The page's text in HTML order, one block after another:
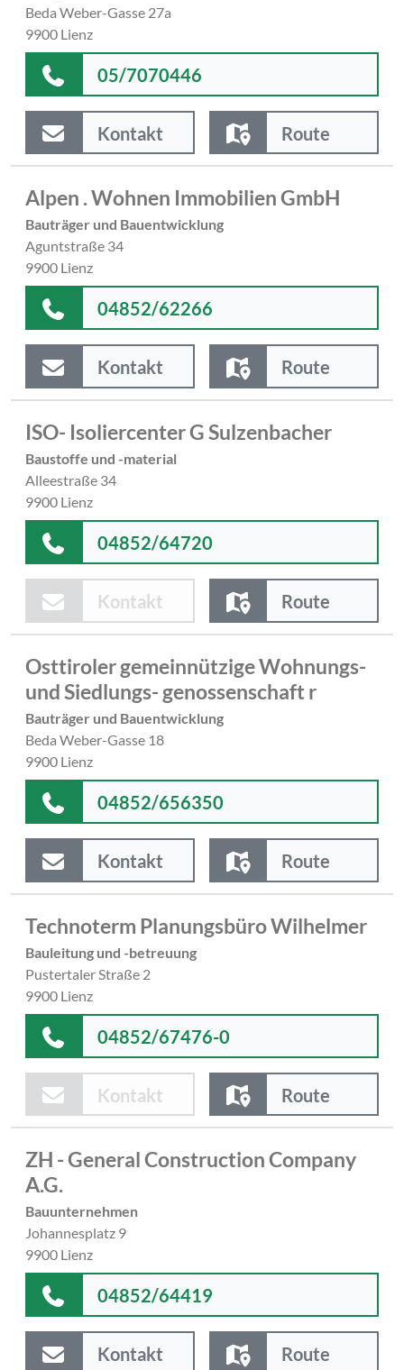
Beda Weber-Gasse 27a
9900 Lienz
05/7070446
Kontakt Route
Alpen . Wohnen Immobilien GmbH
Bauträger und Bauentwicklung
Aguntstraße 34
9900 Lienz
04852/62266
Kontakt Route
ISO- Isoliercenter G Sulzenbacher
Baustoffe und -material
Alleestraße 34
9900 Lienz
04852/64720
Kontakt Route
Osttiroler gemeinnützige Wohnungs-
und Siedlungs- genossenschaft r
Bauträger und Bauentwicklung
Beda Weber-Gasse 18
9900 Lienz
04852/656350
Kontakt Route
Technoterm Planungsbüro Wilhelmer
Bauleitung und -betreuung
Pustertaler Straße 2
9900 Lienz
04852/67476-0
Kontakt Route
ZH - General Construction Company
A.G.
Bauunternehmen
Johannesplatz 9
9900 Lienz
04852/64419
Kontakt Route